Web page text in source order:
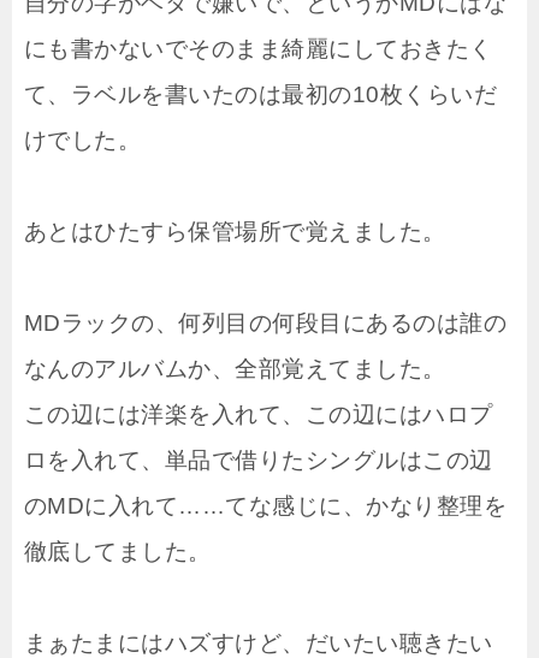
にも書かないでそのまま綺麗にしておきたく
て、ラベルを書いたのは最初の10枚くらいだ
けでした。
あとはひたすら保管場所で覚えました。
MDラックの、何列目の何段目にあるのは誰の
なんのアルバムか、全部覚えてました。
この辺には洋楽を入れて、この辺にはハロプ
ロを入れて、単品で借りたシングルはこの辺
のMDに入れて……てな感じに、かなり整理を
徹底してました。
まぁたまにはハズすけど、だいたい聴きたい